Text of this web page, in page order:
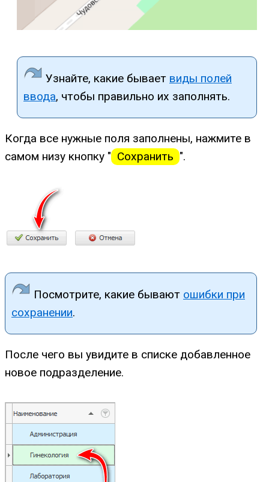
Узнайте, какие бывает виды полей
ввода, чтобы правильно их заполнять.
Когда все нужные поля заполнены, нажмите в
самом низу кнопку " Сохранить ".
Посмотрите, какие бывают ошибки при
сохранении.
После чего вы увидите в списке добавленное
новое подразделение.